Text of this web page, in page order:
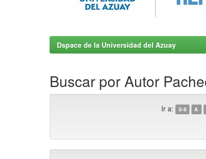
Dspace de la Universidad del Azuay
Buscar por Autor
Ir a: 0-9 A